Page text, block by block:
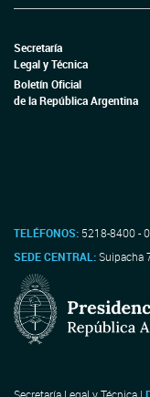
Secretaría
Legal y Técnica
Boletín Oficial
de la República Argentina
TELÉFONOS: 5218-8400 -
SEDE CENTRAL:Suipacha